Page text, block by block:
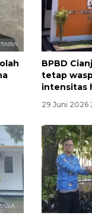
BPBD
tetap
intensitas
29 Juni 2026